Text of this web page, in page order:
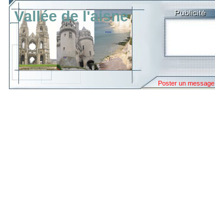
Vallée de l'aisne
Poster un message